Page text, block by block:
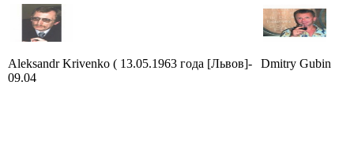
Aleksandr Krivenko ( 13.05.1963 года [Львов]-
09.04
Dmitry Gubin